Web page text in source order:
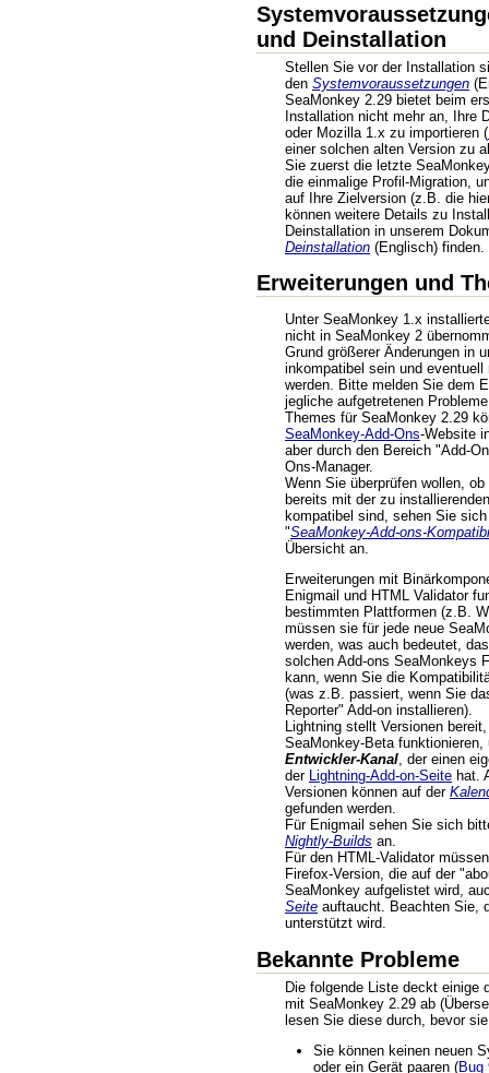
und Deinstallation
Stellen Sie vor der Installation
den Systemvoraussetzungen
SeaMonkey 2.29 bietet beim
Installation nicht mehr an, Ihre
oder Mozilla 1.x zu importieren (
einer solchen alten Version zu
Sie zuerst die letzte
die einmalige Profil-Migration,
auf Ihre Zielversion (z.B. die
können weitere Details zu
Deinstallation in unserem
Deinstallation (Englisch) finden.
Erweiterungen und
Unter SeaMonkey 1.x
nicht in SeaMonkey 2
Grund größerer Änderungen in
inkompatibel sein und
werden. Bitte melden Sie dem
jegliche aufgetretenen
Themes für SeaMonkey 2.29
SeaMonkey-Add-Ons-Website
aber durch den Bereich "Add-
Ons-Manager.
Wenn Sie überprüfen wollen,
bereits mit der zu
kompatibel sind, sehen Sie
"SeaMonkey-Add-ons-
Übersicht an.
Erweiterungen mit
Enigmail und HTML Validator
bestimmten Plattformen (z.B.
müssen sie für jede neue
werden, was auch bedeutet,
solchen Add-ons SeaMonkeys
kann, wenn Sie die
(was z.B. passiert, wenn Sie
Reporter" Add-on installieren).
Lightning stellt Versionen
SeaMonkey-Beta funktionieren,
Entwickler-Kanal, der einen
der Lightning-Add-on-Seite hat.
Versionen können auf der
gefunden werden.
Für Enigmail sehen Sie sich
Nightly-Builds an.
Für den HTML-Validator
Firefox-Version, die auf der
SeaMonkey aufgelistet wird,
Seite auftaucht. Beachten Sie,
unterstützt wird.
Bekannte Probleme
Die folgende Liste deckt einige
mit SeaMonkey 2.29 ab
lesen Sie diese durch, bevor
Sie können keinen neuen
oder ein Gerät paaren (Bug